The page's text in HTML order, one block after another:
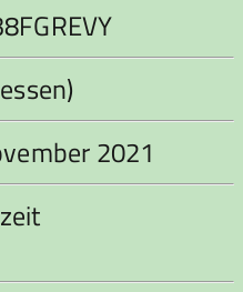
2021